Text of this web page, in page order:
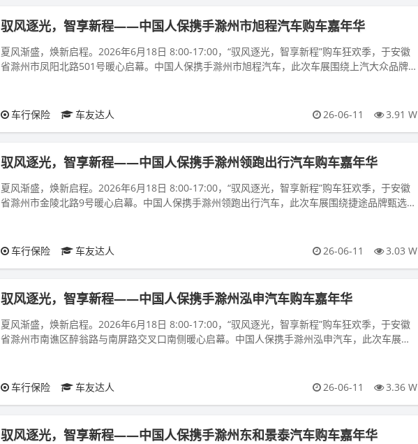
驭风逐光，智享新程——中国人保携手滁州市旭程汽车购车嘉年华
夏风渐盛，焕新启程。2026年6月18日 8:00-17:00，“驭风逐光，智享新程”购车狂欢季，于安徽
省滁州市凤阳北路501号暖心启幕。中国人保携手滁州市旭程汽车，此次车展围绕上汽大众品牌
车行保险 车友达人 26-06-11 3.91 W
驭风逐光，智享新程——中国人保携手滁州领跑出行汽车购车嘉年华
夏风渐盛，焕新启程。2026年6月18日 8:00-17:00，“驭风逐光，智享新程”购车狂欢季，于安徽
省滁州市金陵北路9号暖心启幕。中国人保携手滁州领跑出行汽车，此次车展围绕捷途品牌甄选全
车行保险 车友达人 26-06-11 3.03 W
驭风逐光，智享新程——中国人保携手滁州泓申汽车购车嘉年华
夏风渐盛，焕新启程。2026年6月18日 8:00-17:00，“驭风逐光，智享新程”购车狂欢季，于安徽
省滁州市南谯区醉翁路与南屏路交叉口南侧暖心启幕。中国人保携手滁州泓申汽车，此次车展围
车行保险 车友达人 26-06-11 3.36 W
驭风逐光，智享新程——中国人保携手滁州东和景泰汽车购车嘉年华